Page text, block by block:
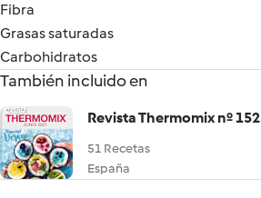
Fibra
Grasas saturadas
Carbohidratos
También incluido en
Revista Thermomix nº 152
51 Recetas
España